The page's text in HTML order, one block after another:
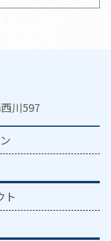
川597
ト